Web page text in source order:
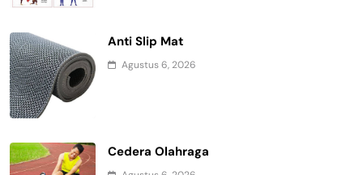
Anti Slip Mat
Agustus 6, 2026
Cedera Olahraga